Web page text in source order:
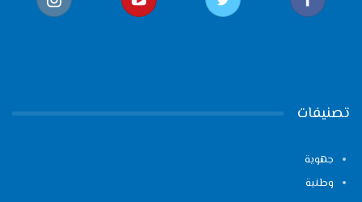
تصنيفات
جهوية
وطنية